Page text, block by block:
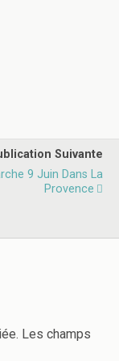
Suivante
9 Juin Dans La
Provence
Les champs